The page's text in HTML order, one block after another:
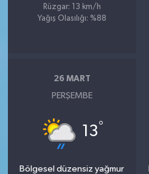
Rüzgar: 13 km/h
Yağış Olasılığı: %88
26 MART
PERŞEMBE
13°
Bölgesel düzensiz yağmur